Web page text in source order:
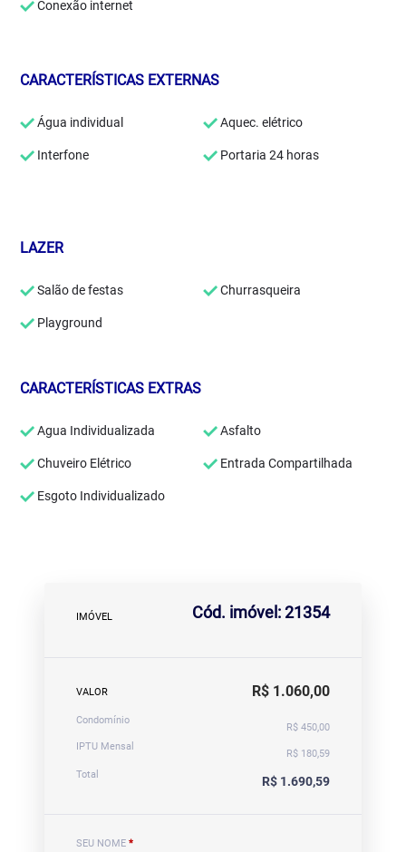
Conexão internet
CARACTERÍSTICAS EXTERNAS
Água individual Aquec. elétrico
Interfone Portaria 24 horas
LAZER
Salão de festas Churrasqueira
Playground
CARACTERÍSTICAS EXTRAS
Agua Individualizada Asfalto
Chuveiro Elétrico Entrada Compartilhada
Esgoto Individualizado
IMÓVEL Cód. imóvel: 21354
VALOR R$ 1.060,00
Condomínio
R$ 450,00
IPTU Mensal
R$ 180,59
Total
R$ 1.690,59
SEU NOME *